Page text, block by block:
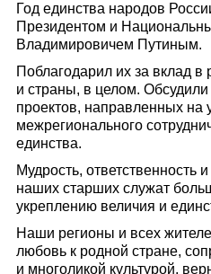
Год единства народов
Президентом и
Владимировичем Путиным.
Поблагодарил их за вклад в
и страны, в целом.
проектов, направленных на
межрегионального
единства.
Мудрость, ответственность
наших старших служат
укреплению величия и
Наши регионы и всех
любовь к родной стране,
и многоликой культурой,